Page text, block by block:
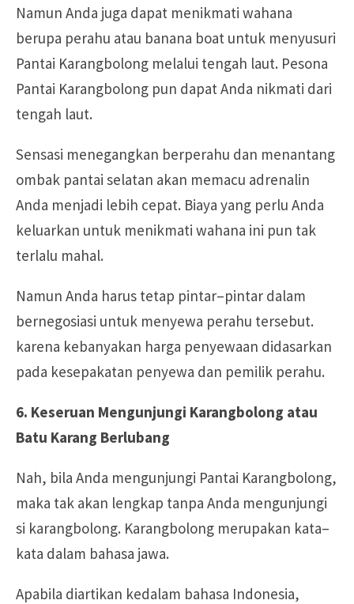
Namun Anda juga dapat menikmati wahana
berupa perahu atau banana boat untuk menyusuri
Pantai Karangbolong melalui tengah laut. Pesona
Pantai Karangbolong pun dapat Anda nikmati dari
tengah laut.
Sensasi menegangkan berperahu dan menantang
ombak pantai selatan akan memacu adrenalin
Anda menjadi lebih cepat. Biaya yang perlu Anda
keluarkan untuk menikmati wahana ini pun tak
terlalu mahal.
Namun Anda harus tetap pintar–pintar dalam
bernegosiasi untuk menyewa perahu tersebut.
karena kebanyakan harga penyewaan didasarkan
pada kesepakatan penyewa dan pemilik perahu.
6. Keseruan Mengunjungi Karangbolong atau
Batu Karang Berlubang
Nah, bila Anda mengunjungi Pantai Karangbolong,
maka tak akan lengkap tanpa Anda mengunjungi
si karangbolong. Karangbolong merupakan kata–
kata dalam bahasa jawa.
Apabila diartikan kedalam bahasa Indonesia,